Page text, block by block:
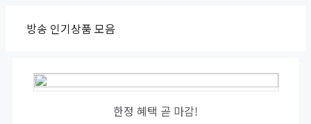
방송 인기상품 모음
한정 혜택 곧 마감!